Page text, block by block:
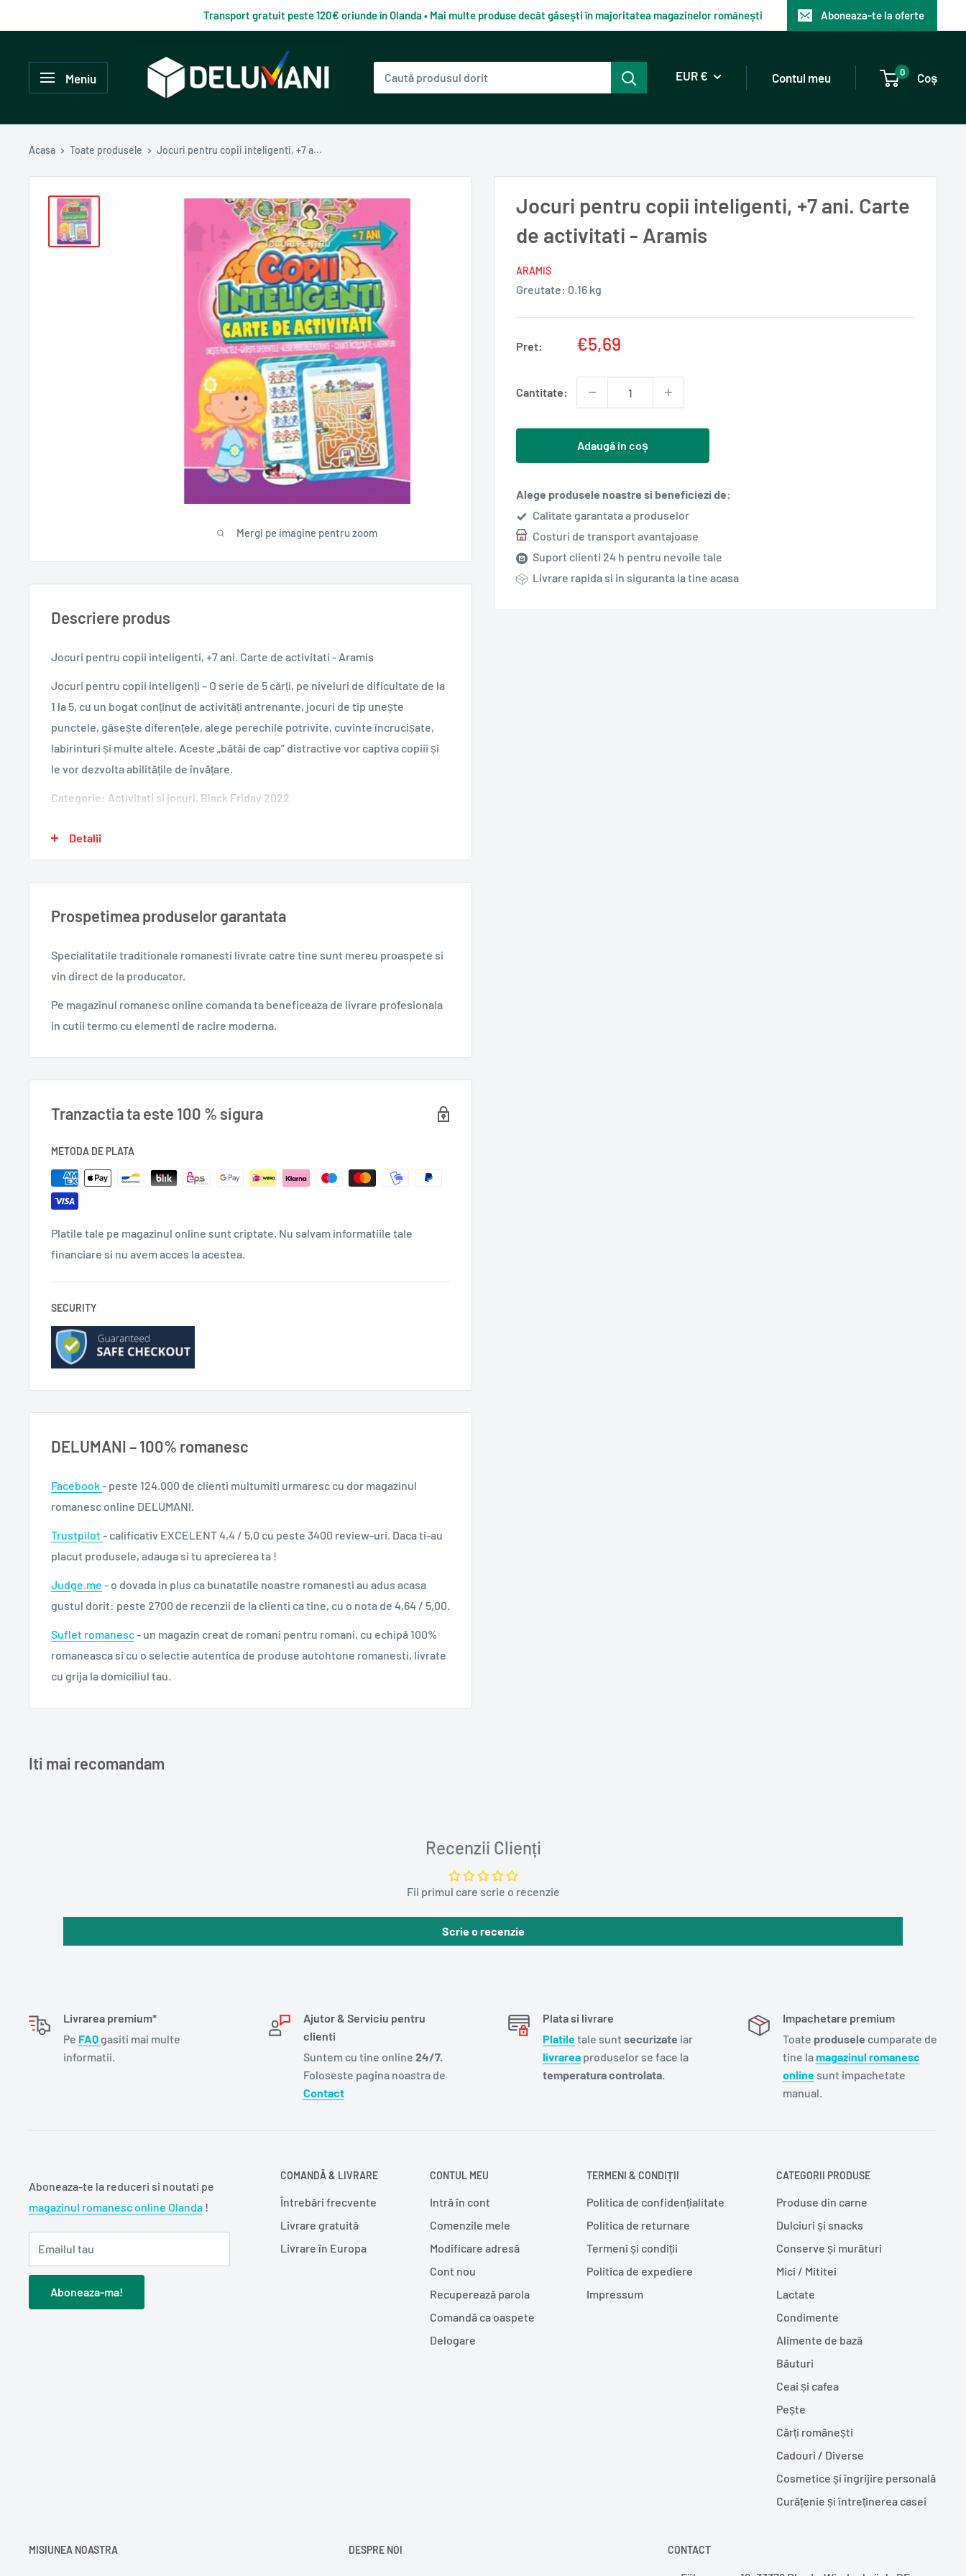
te
continut
Transport gratuit peste 120€ oriunde în Olanda • Mai multe produse decât găsești în majoritatea magazinelor românești Aboneaza-te la oferte
Meniu
Delumani
Magazin
EUR € Contul meu 0 Coș
Acasa Toate produsele Jocuri pentru copii inteligenti, +7 a...
Mergi pe imagine pentru zoom
Jocuri pentru copii inteligenti, +7 ani. Carte
de activitati - Aramis
ARAMIS
Greutate: 0.16 kg
Pret:
Pret
€5,69
Cantitate:
Adaugă în coș
Alege produsele noastre si beneficiezi de:
Calitate garantata a produselor
Costuri de transport avantajoase
Suport clienti 24 h pentru nevoile tale
Livrare rapida si in siguranta la tine acasa
Descriere produs
Jocuri pentru copii inteligenti, +7 ani. Carte de activitati - Aramis
Jocuri pentru copii inteligenți – O serie de 5 cărți, pe niveluri de dificultate de la
1 la 5, cu un bogat conținut de activități antrenante, jocuri de tip unește
punctele, găsește diferențele, alege perechile potrivite, cuvinte încrucișate,
labirinturi și multe altele. Aceste „bătăi de cap” distractive vor captiva copiii și
le vor dezvolta abilitățile de învățare.
Categorie: Activitati si jocuri, Black Friday 2022
Colectie: Jocuri pentru copii inteligenti
ISBN: 978-606-706-362-2
An aparitie: 2016
Format: 280x210
0,160 kg.
Detalii
Prospetimea produselor garantata
Specialitatile traditionale romanesti livrate catre tine sunt mereu proaspete si
vin direct de la producator.
Pe magazinul romanesc online comanda ta beneficeaza de livrare profesionala
in cutii termo cu elementi de racire moderna.
Tranzactia ta este 100 % sigura
METODA DE PLATA
Platile tale pe magazinul online sunt criptate. Nu salvam informatiile tale
financiare si nu avem acces la acestea.
SECURITY
DELUMANI – 100% romanesc
Facebook- peste 124.000 de clienti multumiti urmaresc cu dor magazinul
romanesc online DELUMANI.
Trustpilot- calificativ EXCELENT 4,4 / 5,0 cu peste 3400 review-uri. Daca ti-au
placut produsele, adauga si tu aprecierea ta !
Judge.me - o dovada in plus ca bunatatile noastre romanesti au adus acasa
gustul dorit: peste 2700 de recenzii de la clienti ca tine, cu o nota de 4,64 / 5,00.
Suflet romanesc- un magazin creat de romani pentru romani, cu echipă 100%
romaneasca si cu o selectie autentica de produse autohtone romanesti, livrate
cu grija la domiciliul tau.
Iti mai recomandam
Recenzii Clienți
Fii primul care scrie o recenzie
Scrie o recenzie
Livrarea premium*
Pe FAQ gasiti mai multe
informatii.
Ajutor & Serviciu pentru
clienti
Suntem cu tine online 24/7.
Foloseste pagina noastra de
Contact
Plata si livrare
Platiletale sunt securizate iar
livrarea produselor se face la
temperatura controlata.
Impachetare premium
Toate produsele cumparate de
tine lamagazinul romanesc
onlinesunt impachetate
manual.
Aboneaza-te la reduceri si noutati pe
magazinul romanesc online Olanda !
Emailul tau
Aboneaza-ma!
COMANDĂ & LIVRARE
Întrebări frecvente
Livrare gratuită
Livrare în Europa
CONTUL MEU
Intră în cont
Comenzile mele
Modificare adresă
Cont nou
Recuperează parola
Comandă ca oaspete
Delogare
TERMENI & CONDIȚII
Politica de confidențialitate
Politica de returnare
Termeni și condiții
Politica de expediere
Impressum
CATEGORII PRODUSE
Produse din carne
Dulciuri și snacks
Conserve și murături
Mici / Mititei
Lactate
Condimente
Alimente de bază
Băuturi
Ceai și cafea
Pește
Cărți românești
Cadouri / Diverse
Cosmetice și îngrijire personală
Curățenie și întreținerea casei
MISIUNEA NOASTRA DESPRE NOI CONTACT